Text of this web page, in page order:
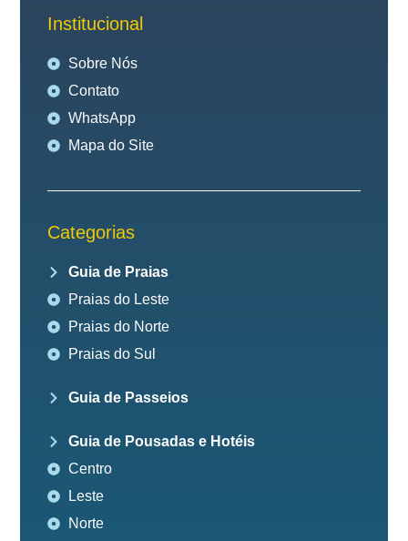
Institucional
Sobre Nós
Contato
WhatsApp
Mapa do Site
Categorias
Guia de Praias
Praias do Leste
Praias do Norte
Praias do Sul
Guia de Passeios
Guia de Pousadas e Hotéis
Centro
Leste
Norte